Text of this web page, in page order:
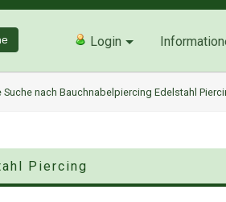
Login
Suche nach Bauchnabelpiercing Edelstahl
Piercing